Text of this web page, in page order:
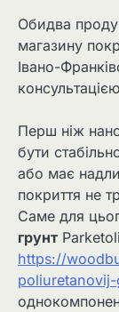
Обидва
магазину
Івано-
Перш ніж
бути
або має
покриття не
Саме для
грунт
https://